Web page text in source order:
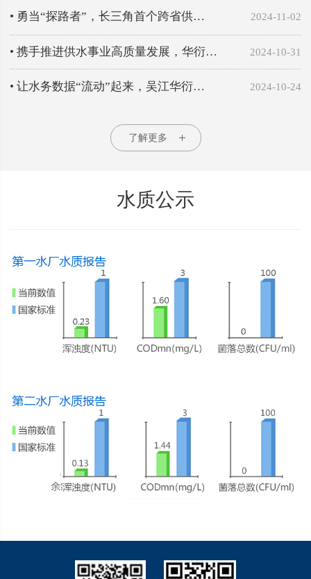
• 勇当“探路者”，长三角首个跨省供… 2024-11-02
• 携手推进供水事业高质量发展，华衍… 2024-10-31
• 让水务数据“流动”起来，吴江华衍… 2024-10-24
了解更多
水质公示